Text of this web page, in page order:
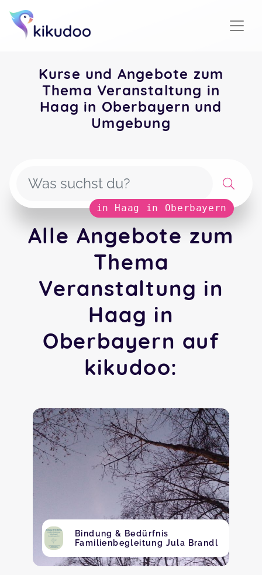
Kurse und Angebote zum
Thema Veranstaltung in
Haag in Oberbayern und
Umgebung
in Haag in Oberbayern
Alle Angebote zum
Thema
Veranstaltung in
Haag in
Oberbayern auf
kikudoo:
Bindung & Bedürfnis
Familienbegleitung Jula Brandl